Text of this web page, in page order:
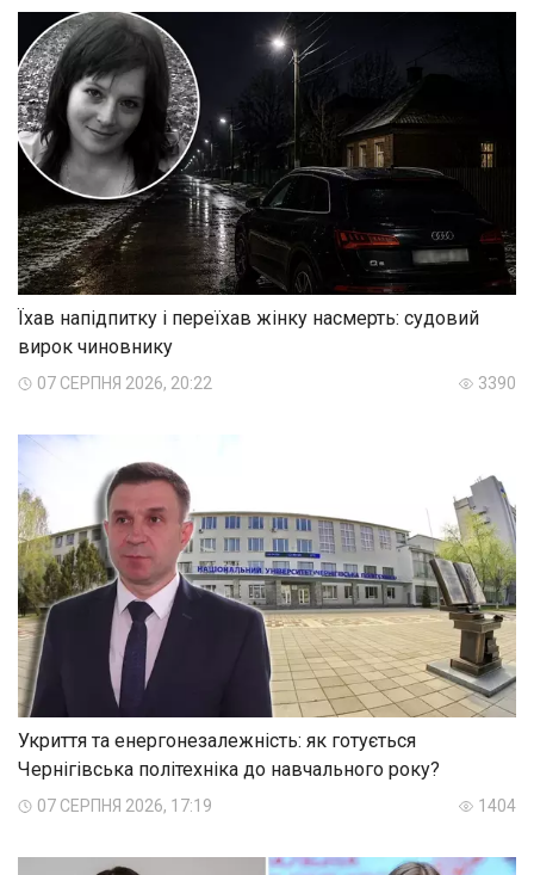
Їхав напідпитку і переїхав жінку насмерть: судовий
вирок чиновнику
07 СЕРПНЯ 2026, 20:22 3390
Укриття та енергонезалежність: як готується
Чернігівська політехніка до навчального року?
07 СЕРПНЯ 2026, 17:19 1404